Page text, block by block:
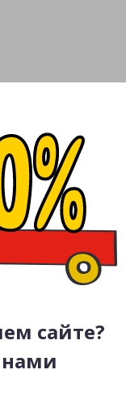
сайте?
нами